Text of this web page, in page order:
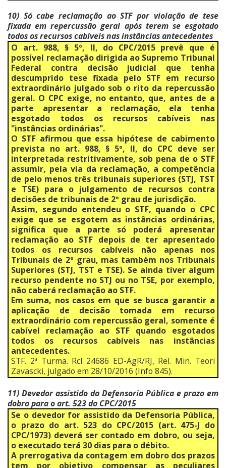
10) Só cabe reclamação ao STF por violação de tese
fixada em repercussão geral após terem se esgotado
todos os recursos cabíveis nas instâncias antecedentes
O art. 988, § 5º, II, do CPC/2015 prevê que é
possível reclamação dirigida ao Supremo Tribunal
Federal contra decisão judicial que tenha
descumprido tese fixada pelo STF em recurso
extraordinário julgado sob o rito da repercussão
geral. O CPC exige, no entanto, que, antes de a
parte apresentar a reclamação, ela tenha
esgotado todos os recursos cabíveis nas
"instâncias ordinárias".
O STF afirmou que essa hipótese de cabimento
prevista no art. 988, § 5º, II, do CPC deve ser
interpretada restritivamente, sob pena de o STF
assumir, pela via da reclamação, a competência
de pelo menos três tribunais superiores (STJ, TST
e TSE) para o julgamento de recursos contra
decisões de tribunais de 2º grau de jurisdição.
Assim, segundo entendeu o STF, quando o CPC
exige que se esgotem as instâncias ordinárias,
significa que a parte só poderá apresentar
reclamação ao STF depois de ter apresentado
todos os recursos cabíveis não apenas nos
Tribunais de 2º grau, mas também nos Tribunais
Superiores (STJ, TST e TSE). Se ainda tiver algum
recurso pendente no STJ ou no TSE, por exemplo,
não caberá reclamação ao STF.
Em suma, nos casos em que se busca garantir a
aplicação de decisão tomada em recurso
extraordinário com repercussão geral, somente é
cabível reclamação ao STF quando esgotados
todos os recursos cabíveis nas instâncias
antecedentes.
STF. 2ª Turma. Rcl 24686 ED-AgR/RJ, Rel. Min. Teori
Zavascki, julgado em 28/10/2016 (Info 845).
11) Devedor assistido da Defensoria Pública e prazo em
dobro para o art. 523 do CPC/2015
Se o devedor for assistido da Defensoria Pública,
o prazo do art. 523 do CPC/2015 (art. 475-J do
CPC/1973) deverá ser contado em dobro, ou seja,
o executado terá 30 dias para o débito.
A prerrogativa da contagem em dobro dos prazos
tem por objetivo compensar as peculiares